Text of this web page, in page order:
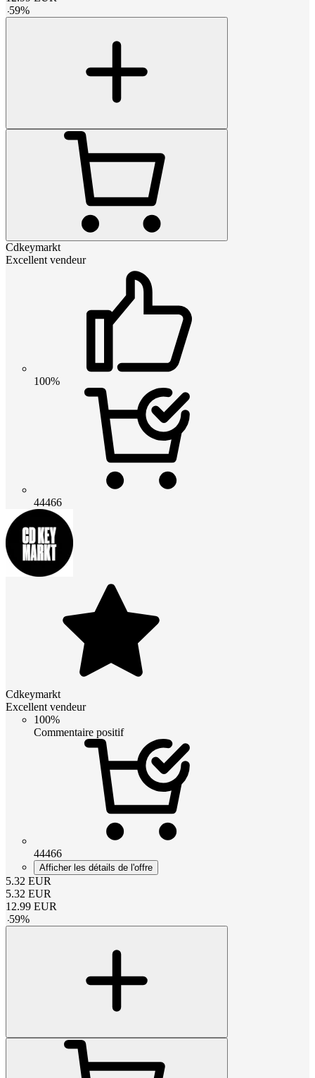
-59%
Cdkeymarkt
Excellent vendeur
100%
44466
Cdkeymarkt
Excellent vendeur
100%
Commentaire positif
44466
Afficher les détails de l'offre
5.32 EUR
5.32 EUR
12.99 EUR
-59%